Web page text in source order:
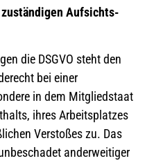
zuständigen Aufsichts­
die DSGVO steht den
bei einer
in dem Mitgliedstaat
ihres Arbeitsplatzes
Verstoßes zu. Das
anderweitiger